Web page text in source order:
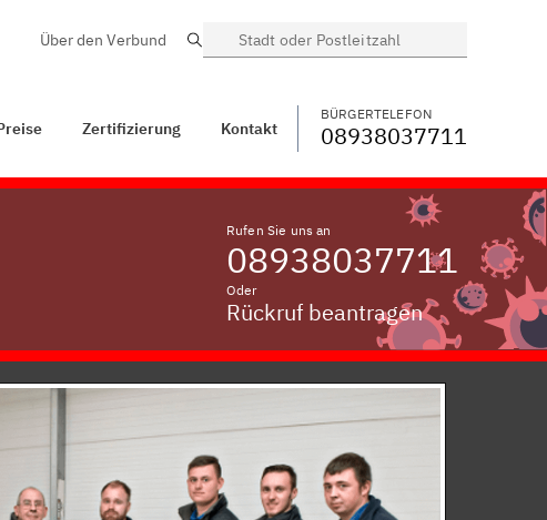
BÜRGERTELEFON WECHSELN
Über den Verbund Suche
Zertifizierung Kontakt
BÜRGERTELEFON
08938037711
Rufen Sie uns an
08938037711
Oder
Rückruf beantragen